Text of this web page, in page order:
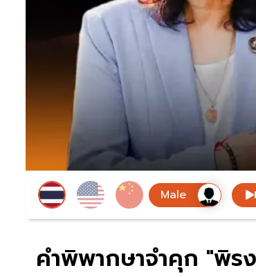
คำพิพากษาจำคุก "พิร